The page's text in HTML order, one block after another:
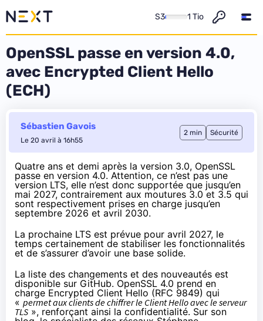
S3 1 Tio
OpenSSL passe en version 4.0,
avec Encrypted Client Hello
(ECH)
Sébastien Gavois
Le 20 avril à 16h55
2 min Sécurité
Quatre ans et demi après la version 3.0, OpenSSL
passe en version 4.0. Attention, ce n’est pas une
version LTS, elle n’est donc supportée que jusqu’en
mai 2027, contrairement aux moutures 3.0 et 3.5 qui
sont respectivement prises en charge jusqu’en
septembre 2026 et avril 2030.
La prochaine LTS est prévue pour avril 2027, le
temps certainement de stabiliser les fonctionnalités
et de s’assurer d’avoir une base solide.
La liste des changements et des nouveautés est
disponible sur GitHub. OpenSSL 4.0 prend en
charge Encrypted Client Hello (RFC 9849) qui
« permet aux clients de chiffrer le Client Hello avec le serveur
TLS », renforçant ainsi la confidentialité. Sur son